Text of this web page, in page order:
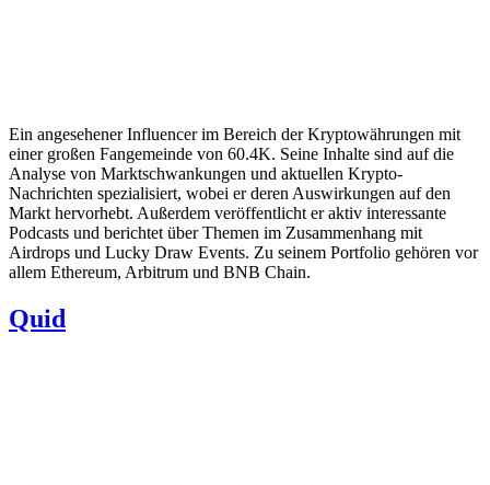
Ein angesehener Influencer im Bereich der Kryptowährungen mit
einer großen Fangemeinde von 60.4K. Seine Inhalte sind auf die
Analyse von Marktschwankungen und aktuellen Krypto-
Nachrichten spezialisiert, wobei er deren Auswirkungen auf den
Markt hervorhebt. Außerdem veröffentlicht er aktiv interessante
Podcasts und berichtet über Themen im Zusammenhang mit
Airdrops und Lucky Draw Events. Zu seinem Portfolio gehören vor
allem Ethereum, Arbitrum und BNB Chain.
Quid